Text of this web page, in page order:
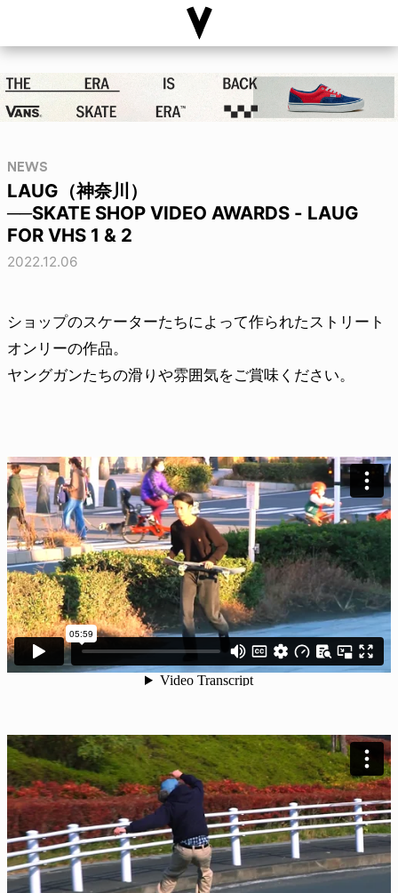
NEWS
LAUG（神奈川）
──SKATE SHOP VIDEO AWARDS - LAUG
FOR VHS 1 & 2
2022.12.06
ショップのスケーターたちによって作られたストリート
オンリーの作品。
ヤングガンたちの滑りや雰囲気をご賞味ください。